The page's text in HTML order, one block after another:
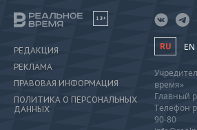
18+
РЕДАКЦИЯ
РЕКЛАМА
ПРАВОВАЯ ИНФОРМАЦИЯ
ПОЛИТИКА О ПЕРСОНАЛЬНЫХ
ДАННЫХ
RU EN
время»
Главный
Телефон
90-80